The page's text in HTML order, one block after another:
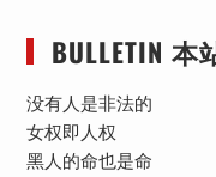
BULLETIN 本
没有人是非法的
女权即人权
黑人的命也是命